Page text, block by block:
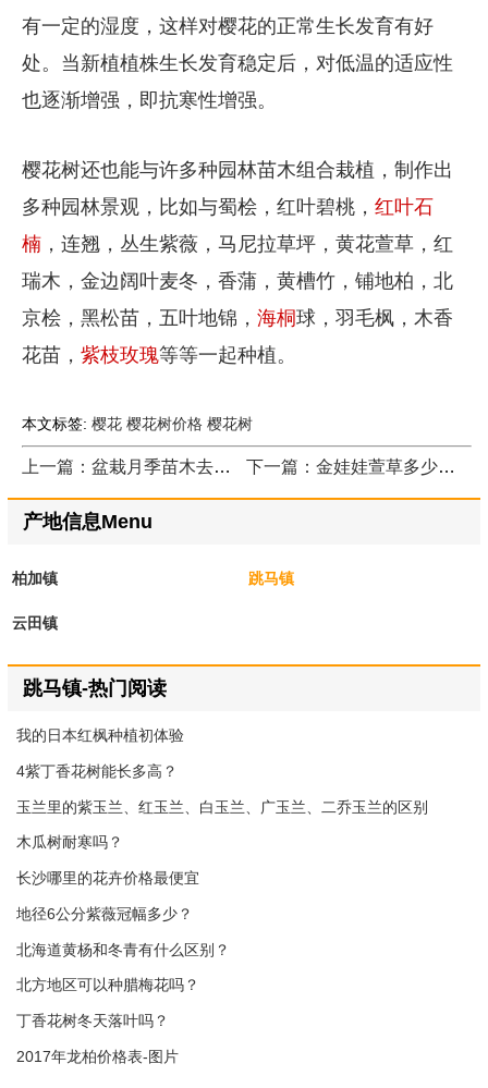
有一定的湿度，这样对樱花的正常生长发育有好
处。当新植植株生长发育稳定后，对低温的适应性
也逐渐增强，即抗寒性增强。
樱花树还也能与许多种园林苗木组合栽植，制作出
多种园林景观，比如与蜀桧，红叶碧桃， 红叶石
楠，连翘，丛生紫薇，马尼拉草坪，黄花萱草，红
瑞木，金边阔叶麦冬，香蒲，黄槽竹，铺地柏，北
京桧，黑松苗，五叶地锦， 海桐球，羽毛枫，木香
花苗， 紫枝玫瑰等等一起种植。
本文标签: 樱花 樱花树价格 樱花树
上一篇：盆栽月季苗木去哪里买，当然选华南专业月季种植区，品种多产量大 下一篇：金娃娃萱草多少钱，大美园林告诉你
产地信息Menu
柏加镇 跳马镇
云田镇
跳马镇-热门阅读
我的日本红枫种植初体验
4紫丁香花树能长多高？
玉兰里的紫玉兰、红玉兰、白玉兰、广玉兰、二乔玉兰的区别
木瓜树耐寒吗？
长沙哪里的花卉价格最便宜
地径6公分紫薇冠幅多少？
北海道黄杨和冬青有什么区别？
北方地区可以种腊梅花吗？
丁香花树冬天落叶吗？
2017年龙柏价格表-图片